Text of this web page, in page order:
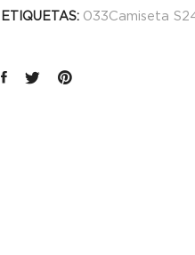
ETIQUETAS: 033Camiseta